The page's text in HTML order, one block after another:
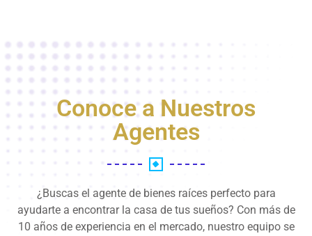
Conoce a Nuestros
Agentes
¿Buscas el agente de bienes raíces perfecto para
ayudarte a encontrar la casa de tus sueños? Con más de
10 años de experiencia en el mercado, nuestro equipo se